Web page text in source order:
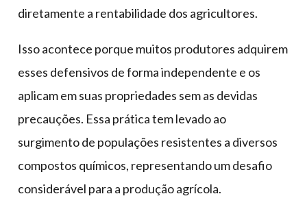
diretamente a rentabilidade dos agricultores.
Isso acontece porque muitos produtores adquirem
esses defensivos de forma independente e os
aplicam em suas propriedades sem as devidas
precauções. Essa prática tem levado ao
surgimento de populações resistentes a diversos
compostos químicos, representando um desafio
considerável para a produção agrícola.